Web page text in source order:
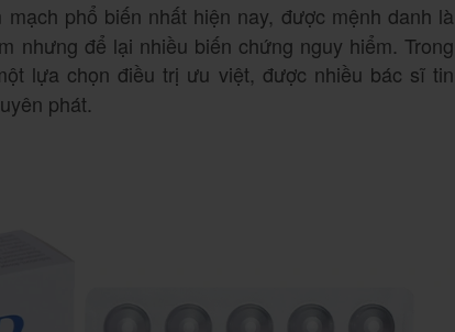
phổ biến nhất hiện nay, được mệnh danh là
nhưng để lại nhiều biến chứng nguy hiểm. Trong
lựa chọn điều trị ưu việt, được nhiều bác sĩ tin
phát.